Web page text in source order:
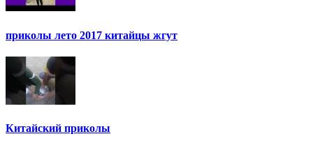
приколы лето 2017 китайцы жгут
Китайский приколы